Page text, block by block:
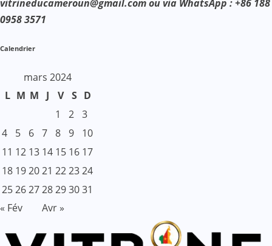
vitrineducameroun@gmail.com ou via WhatsApp : +86 188
0958 3571
Calendrier
mars 2024
L M M J V S D
1
2 3
4
5 6 7 8 9
10
11 12 13 14 15 16 17
18 192021 222324
25262728293031
« Fév
Avr »